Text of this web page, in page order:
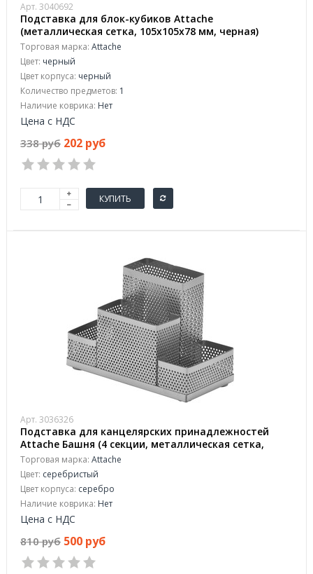
Арт. 3040692
Подставка для блок-кубиков Attache
(металлическая сетка, 105x105x78 мм, черная)
Торговая марка: Attache
Цвет: черный
Цвет корпуса: черный
Количество предметов: 1
Наличие коврика: Нет
Цена с НДС
338 руб 202 руб
КУПИТЬ
Арт. 3036326
Подставка для канцелярских принадлежностей
Attache Башня (4 секции, металлическая сетка,
160х110х80 мм, серебро)
Торговая марка: Attache
Цвет: серебристый
Цвет корпуса: серебро
Наличие коврика: Нет
Цена с НДС
810 руб 500 руб